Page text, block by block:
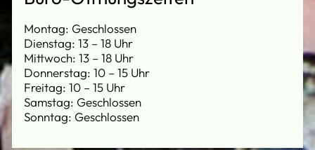
Montag: Geschlossen
Dienstag: 13 – 18 Uhr
Mittwoch: 13 – 18 Uhr
Donnerstag: 10 – 15 Uhr
Freitag: 10 – 15 Uhr
Samstag: Geschlossen
Sonntag: Geschlossen